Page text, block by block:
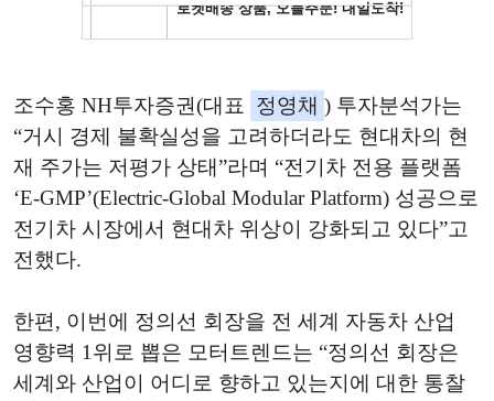
조수홍 NH투자증권(대표 정영채 ) 투자분석가는
“거시 경제 불확실성을 고려하더라도 현대차의 현
재 주가는 저평가 상태”라며 “전기차 전용 플랫폼
‘E-GMP’(Electric-Global Modular Platform) 성공으로
전기차 시장에서 현대차 위상이 강화되고 있다”고
전했다.
한편, 이번에 정의선 회장을 전 세계 자동차 산업
영향력 1위로 뽑은 모터트렌드는 “정의선 회장은
세계와 산업이 어디로 향하고 있는지에 대한 통찰